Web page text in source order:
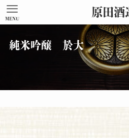
原田酒
MENU
純米吟醸 於大